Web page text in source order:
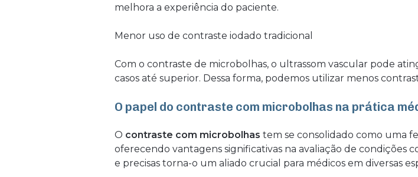
melhora a experiência do paciente.
Menor uso de contraste iodado tradicional
Com o contraste de microbolhas, o ultrassom vascular pode
casos até superior. Dessa forma, podemos utilizar menos
O papel do contraste com microbolhas na prática
O contraste com microbolhas tem se consolidado como uma
oferecendo vantagens significativas na avaliação de condições
e precisas torna-o um aliado crucial para médicos em diversas